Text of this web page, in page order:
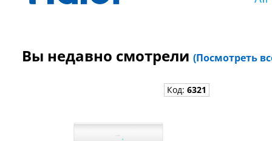
Вы недавно смотрели (Посмотреть
Код: 6321